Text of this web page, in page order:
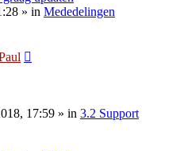
» in Mededelingen
17:59 » in 3.2 Support